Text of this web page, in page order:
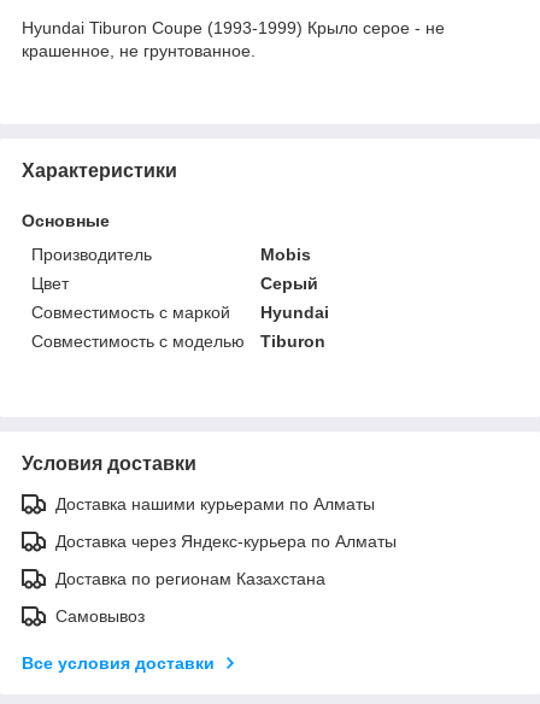
Hyundai Tiburon Coupe (1993-1999) Крыло серое - не
крашенное, не грунтованное.
Характеристики
Основные
Производитель
Mobis
Цвет
Серый
Совместимость с маркой
Hyundai
Совместимость с моделью
Tiburon
Условия доставки
Доставка нашими курьерами по Алматы
Доставка через Яндекс-курьера по Алматы
Доставка по регионам Казахстана
Самовывоз
Все условия доставки